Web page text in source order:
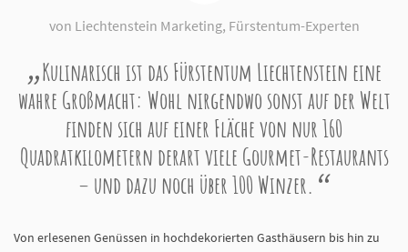
von Liechtenstein Marketing, Fürstentum-Experten
Kulinarisch ist das Fürstentum Liechtenstein eine
wahre Großmacht: Wohl nirgendwo sonst auf der Welt
finden sich auf einer Fläche von nur 160
Quadratkilometern derart viele Gourmet-Restaurants
– und dazu noch über 100 Winzer.
Von erlesenen Genüssen in hochdekorierten Gasthäusern bis hin zu